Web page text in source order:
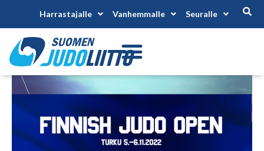
Harrastajalle Vanhemmalle Seuralle